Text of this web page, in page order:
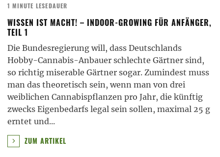
1 MINUTE LESEDAUER
WISSEN IST MACHT! – INDOOR-GROWING FÜR ANFÄNGER,
TEIL 1
Die Bundesregierung will, dass Deutschlands
Hobby-Cannabis-Anbauer schlechte Gärtner sind,
so richtig miserable Gärtner sogar. Zumindest muss
man das theoretisch sein, wenn man von drei
weiblichen Cannabispflanzen pro Jahr, die künftig
zwecks Eigenbedarfs legal sein sollen, maximal 25 g
erntet und...
ZUM ARTIKEL